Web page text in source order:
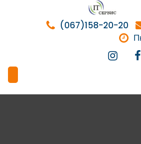
содержимому
(067)158-20-20